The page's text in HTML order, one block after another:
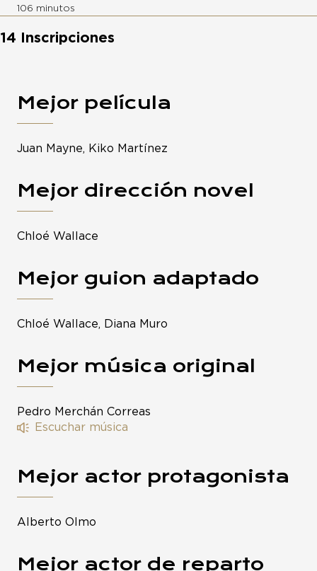
106 minutos
14 Inscripciones
Mejor película
Juan Mayne, Kiko Martínez
Mejor dirección novel
Chloé Wallace
Mejor guion adaptado
Chloé Wallace, Diana Muro
Mejor música original
Pedro Merchán Correas
Escuchar música
Mejor actor protagonista
Alberto Olmo
Mejor actor de reparto